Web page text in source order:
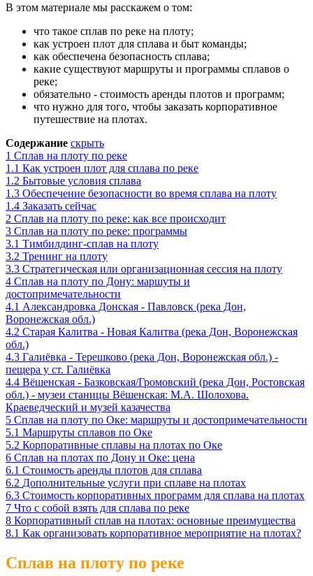
В этом материале мы расскажем о том:
что такое сплав по реке на плоту;
как устроен плот для сплава и быт команды;
как обеспечена безопасность сплава;
какие существуют маршруты и программы сплавов о
реке;
обязательно - стоимость аренды плотов и программ;
что нужно для того, чтобы заказать корпоративное
путешествие на плотах.
Содержание скрыть
1 Сплав на плоту по реке
1.1 Как устроен плот для сплава по реке
1.2 Бытовые условия сплава
1.3 Обеспечение безопасности во время сплава на плоту
1.4 Заказать сейчас
2 Сплав на плоту по реке: как все происходит
3 Сплав на плоту по реке: программы
3.1 Тимбилдинг-сплав на плоту
3.2 Тренинг на плоту
3.3 Стратегическая или организационная сессия на плоту
4 Сплав на плоту по Дону: маршуты и
достопримечательности
4.1 Александровка Донская - Павловск (река Дон,
Воронежская обл.)
4.2 Старая Калитва - Новая Калитва (река Дон, Воронежская
обл.)
4.3 Галиёвка - Терешково (река Дон, Воронежская обл.) -
пещера у ст. Галиёвка
4.4 Вёшенская - Базковская/Громовский (река Дон, Ростовская
обл.) - музеи станицы Вёшенская: М.А. Шолохова.
Краеведческий и музей казачества
5 Сплав на плоту по Оке: маршруты и достопримечательности
5.1 Маршруты сплавов по Оке
5.2 Корпоративные сплавы на плотах по Оке
6 Сплав на плотах по Дону и Оке: цена
6.1 Стоимость аренды плотов для сплава
6.2 Дополнительные услуги при сплаве на плотах
6.3 Стоимость корпоративных программ для сплава на плотах
7 Что с собой взять для сплава по реке
8 Корпоративный сплав на плотах: основные преимущества
8.1 Как организовать корпоративное мероприятие на плотах?
Сплав на плоту по реке